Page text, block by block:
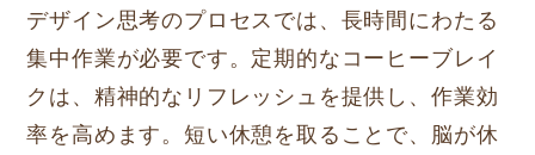
デザイン思考のプロセスでは、長時間にわたる
集中作業が必要です。定期的なコーヒーブレイ
クは、精神的なリフレッシュを提供し、作業効
率を高めます。短い休憩を取ることで、脳が休